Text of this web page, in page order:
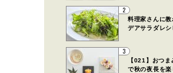
2
料理家さんに教
デアサラダレ
3
【021】おつま
で秋の夜長を楽